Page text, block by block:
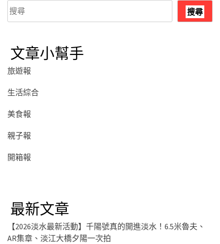
搜
尋
搜尋
文章小幫手
旅遊報
生活綜合
美食報
親子報
開箱報
最新文章
【2026淡水最新活動】千陽號真的開進淡水！6.5米魯夫、
AR集章、淡江大橋夕陽一次拍